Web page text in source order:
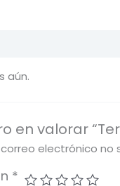
aún.
en valorar
electrónico no
*